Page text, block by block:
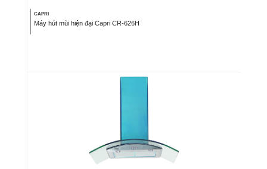
CAPRI
Máy hút mùi hiện đại Capri CR-626H